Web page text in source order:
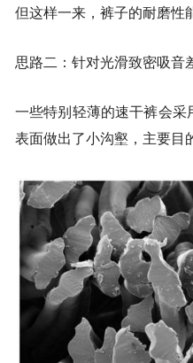
但这样一来，裤子的耐磨性
思路二： 针对光滑致密吸音
一些特别轻薄的速干裤会
表面做出了小沟壑，主要目